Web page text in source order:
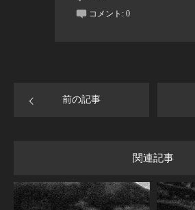
コメント: 0
前の記事
関連記事